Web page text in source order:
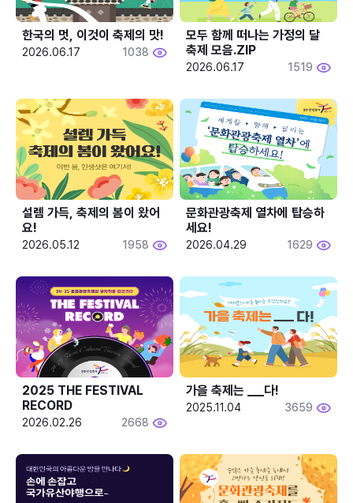
한국의 멋, 이것이 축제의 맛!
2026.06.17 1038
모두 함께 떠나는 가정의 달
축제 모음.ZIP
2026.06.17 1519
설렘 가득, 축제의 봄이 왔어
요!
2026.05.12 1958
문화관광축제 열차에 탑승하
세요!
2026.04.29 1629
2025 THE FESTIVAL
RECORD
2026.02.26 2668
2025.11.04 3659